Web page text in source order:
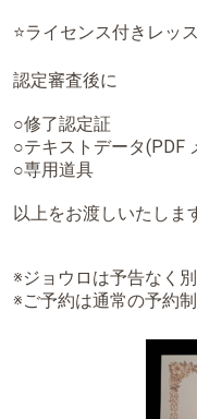
⭐ライセンス付きレッ
認定審査後に
○修了認定証
○テキストデータ(PDF
○専用道具
以上をお渡しいたしま
※ジョウロは予告なく
※ご予約は通常の予約